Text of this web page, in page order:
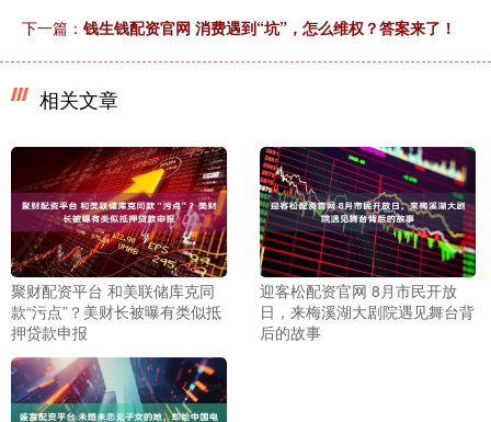
下一篇： 钱生钱配资官网 消费遇到“坑”，怎么维权？答案来了！
相关文章
聚财配资平台 和美联储库克同
款“污点”？美财长被曝有类似抵
押贷款申报
迎客松配资官网 8月市民开放
日，来梅溪湖大剧院遇见舞台背
后的故事